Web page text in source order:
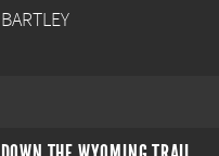
BARTLEY